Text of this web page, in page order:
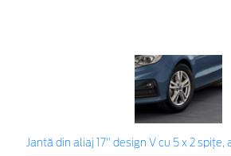
Jantă din aliaj 17" design V cu 5 x 2